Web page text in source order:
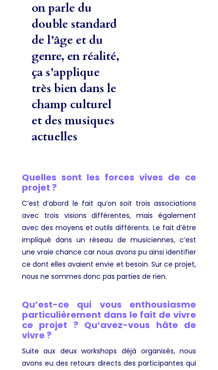
on parle du
double standard
de l’âge et du
genre, en réalité,
ça s’applique
très bien dans le
champ culturel
et des musiques
actuelles
Quelles sont les forces vives de ce
projet ?
C’est d’abord le fait qu’on soit trois associations
avec trois visions différentes, mais également
avec des moyens et outils différents. Le fait d’être
impliqué dans un réseau de musiciennes, c’est
une vraie chance car nous avons pu ainsi identifier
ce dont elles avaient envie et besoin. Sur ce projet,
nous ne sommes donc pas parties de rien.
Qu’est-ce qui vous enthousiasme
particulièrement dans le fait de vivre
ce projet ? Qu’avez-vous hâte de
vivre ?
Suite aux deux workshops déjà organisés, nous
avons eu des retours directs des participantes qui